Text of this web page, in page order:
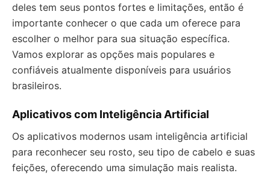
deles tem seus pontos fortes e limitações, então é
importante conhecer o que cada um oferece para
escolher o melhor para sua situação específica.
Vamos explorar as opções mais populares e
confiáveis atualmente disponíveis para usuários
brasileiros.
Aplicativos com Inteligência Artificial
Os aplicativos modernos usam inteligência artificial
para reconhecer seu rosto, seu tipo de cabelo e suas
feições, oferecendo uma simulação mais realista.